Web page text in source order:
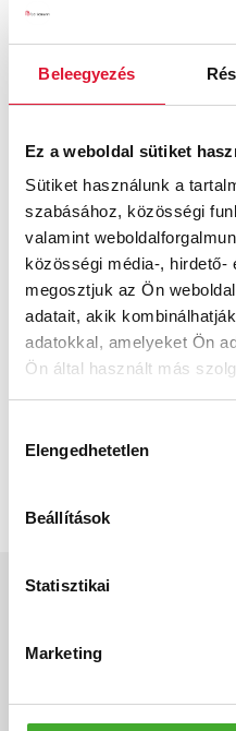
Beleegyezés
Ez a weboldal sütiket
Sütiket használunk a
szabásához, közösségi
valamint
közösségi média-, hirdető-
megosztjuk az Ön
adatait, akik
adatokkal, amelyeket Ön
Ön által használt más
kiválasztása
Elengedhetetlen
Beállítások
Statisztikai
Marketing
59 900Ft45 900
Vevői vélemények
Adatkezelési tájékoztató